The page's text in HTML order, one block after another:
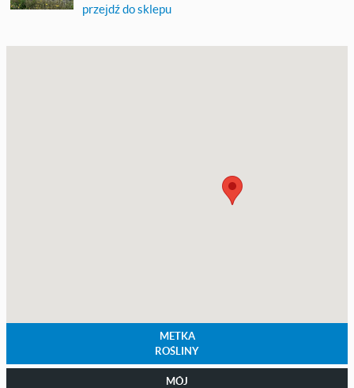
przejdź do sklepu
METKA
ROŚLINY
MÓJ